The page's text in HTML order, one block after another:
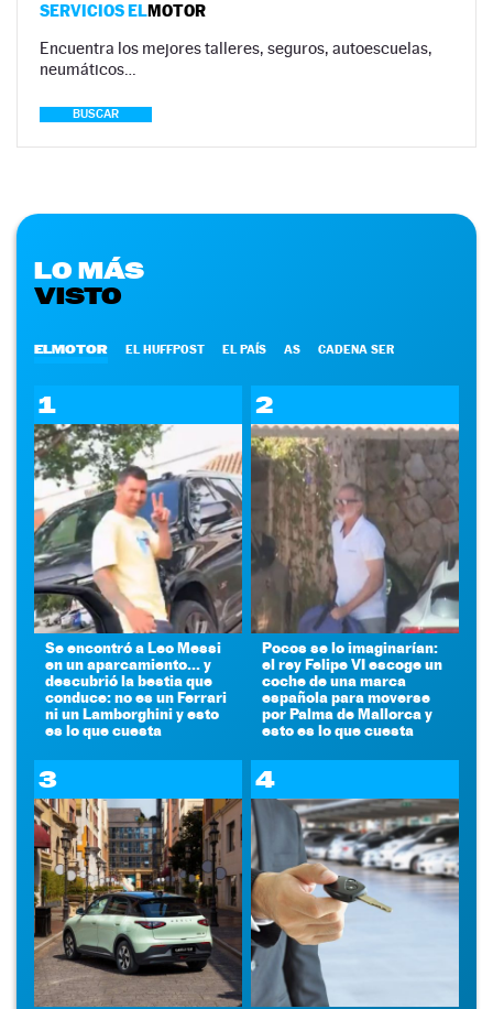
SERVICIOS ELMOTOR
Encuentra los mejores talleres, seguros, autoescuelas,
neumáticos…
BUSCAR
LO MÁS
VISTO
ELMOTOR EL HUFFPOST EL PAÍS AS CADENA SER
1
Se encontró a Leo Messi
en un aparcamiento... y
descubrió la bestia que
conduce: no es un Ferrari
ni un Lamborghini y esto
es lo que cuesta
2
Pocos se lo imaginarían:
el rey Felipe VI escoge un
coche de una marca
española para moverse
por Palma de Mallorca y
esto es lo que cuesta
3 4